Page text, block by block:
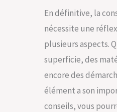
En définitive, la
nécessite une
plusieurs aspects.
superficie, des
encore des
élément a son
conseils, vous